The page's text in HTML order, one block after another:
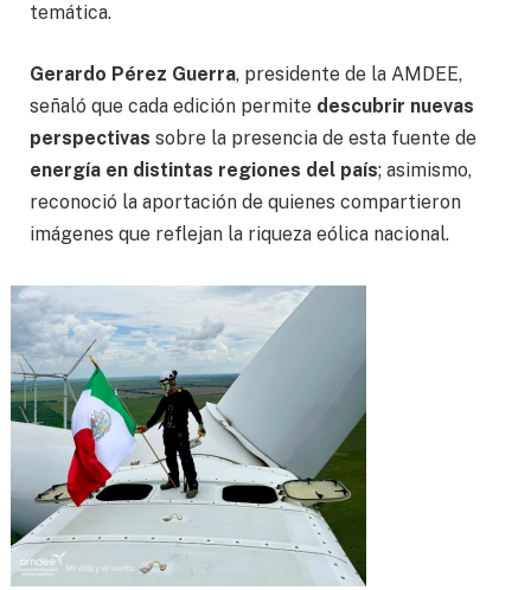
temática.
Gerardo Pérez Guerra, presidente de la AMDEE,
señaló que cada edición permite descubrir nuevas
perspectivas sobre la presencia de esta fuente de
energía en distintas regiones del país; asimismo,
reconoció la aportación de quienes compartieron
imágenes que reflejan la riqueza eólica nacional.